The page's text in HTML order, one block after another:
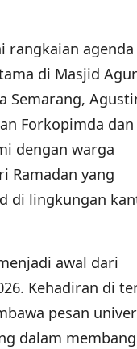
rangkaian
di Masjid
Semarang,
Forkopimda dan
dengan warga
Ramadan yang
di lingkungan
awal dari
Kehadiran di
pesan
dalam